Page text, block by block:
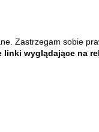
Zastrzegam sobie
linki wyglądające na